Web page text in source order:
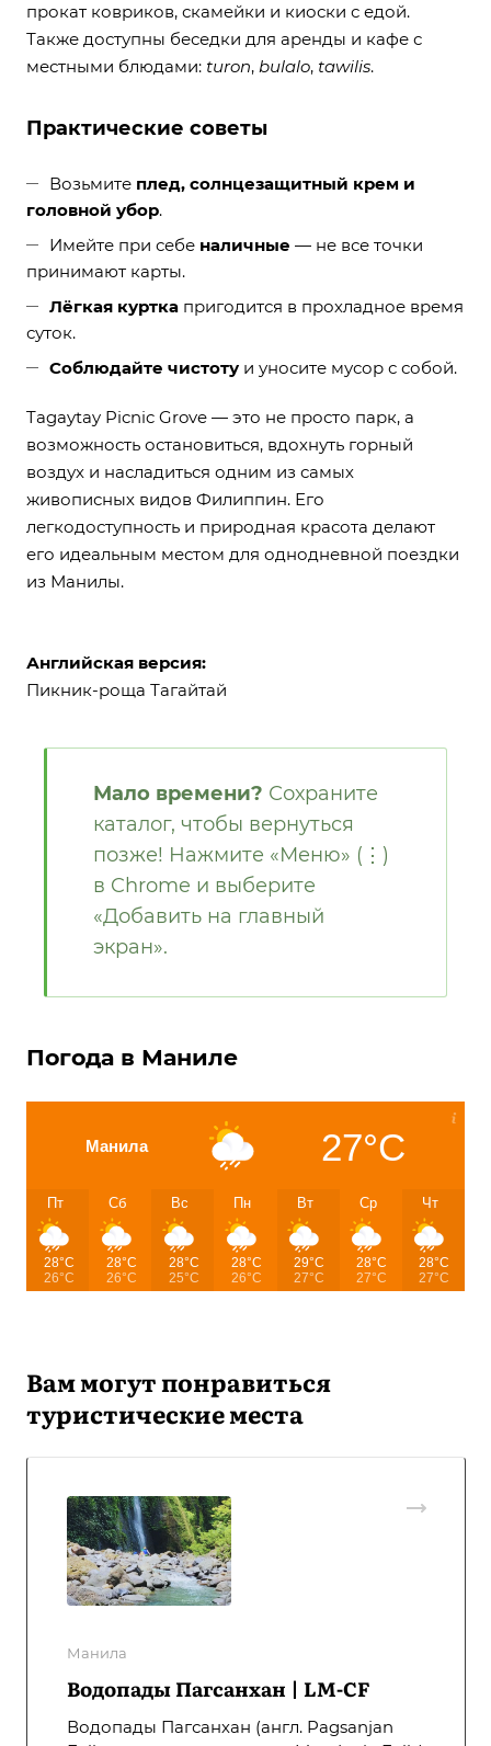
прокат ковриков, скамейки и киоски с едой.
Также доступны беседки для аренды и кафе с
местными блюдами: turon, bulalo, tawilis.
Практические советы
Возьмите плед, солнцезащитный крем и
головной убор.
Имейте при себе наличные — не все точки
принимают карты.
Лёгкая куртка пригодится в прохладное время
суток.
Соблюдайте чистоту и уносите мусор с собой.
Tagaytay Picnic Grove — это не просто парк, а
возможность остановиться, вдохнуть горный
воздух и насладиться одним из самых
живописных видов Филиппин. Его
легкодоступность и природная красота делают
его идеальным местом для однодневной поездки
из Манилы.
Английская версия:
Пикник-роща Тагайтай
Мало времени? Сохраните
каталог, чтобы вернуться
позже! Нажмите «Меню» (⋮)
в Chrome и выберите
«Добавить на главный
экран».
Погода в Маниле
Манила 27°C
Пт
28°C
26°C
Сб
28°C
26°C
Вс
28°C
25°C
Пн
28°C
26°C
Вт
29°C
27°C
Ср
28°C
27°C
Чт
28°C
27°C
Вам могут понравиться
туристические места
Манила
Водопады Пагсанхан | LM-CF
Водопады Пагсанхан (англ. Pagsanjan